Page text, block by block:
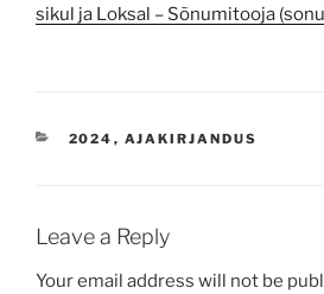
si­kul ja Lok­sal – Sõnumitooja
CATEGORIES
2024 , AJAKIRJANDUS
Leave a Reply
Your email address will not be